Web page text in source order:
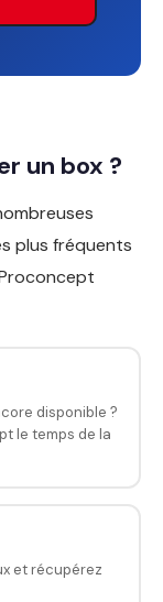
un box ?
plus fréquents
disponible ?
le temps de la
et récupérez